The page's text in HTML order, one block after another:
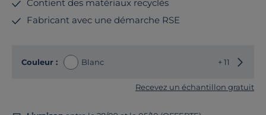
Contient des matériaux recyclés
Fabricant avec une démarche RSE
Couleur : Blanc + 11
Recevez un échantillon gratuit